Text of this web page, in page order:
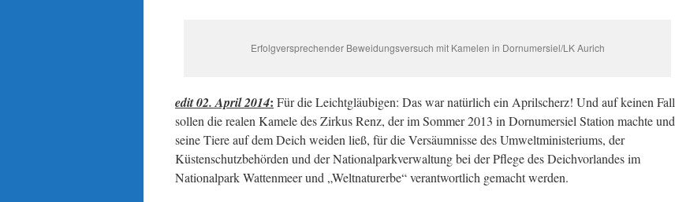
Erfolgversprechender Beweidungsversuch mit Kamelen in Dornumersiel/LK Aurich
edit 02. April 2014: Für die Leichtgläubigen: Das war natürlich ein Aprilscherz! Und auf keinen Fall
sollen die realen Kamele des Zirkus Renz, der im Sommer 2013 in Dornumersiel Station machte und
seine Tiere auf dem Deich weiden ließ, für die Versäumnisse des Umweltministeriums, der
Küstenschutzbehörden und der Nationalparkverwaltung bei der Pflege des Deichvorlandes im
Nationalpark Wattenmeer und „Weltnaturerbe“ verantwortlich gemacht werden.